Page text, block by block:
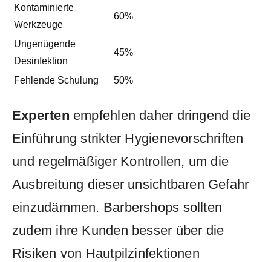
Kontaminierte
Werkzeuge
60%
Ungenügende
Desinfektion
45%
Fehlende Schulung 50%
Experten ‍empfehlen ‍daher dringend die
Einführung strikter Hygienevorschriften
⁢und regelmäßiger ⁢Kontrollen, um die
Ausbreitung dieser unsichtbaren Gefahr
einzudämmen.​ Barbershops sollten
zudem ihre Kunden besser über die
Risiken von Hautpilzinfektionen